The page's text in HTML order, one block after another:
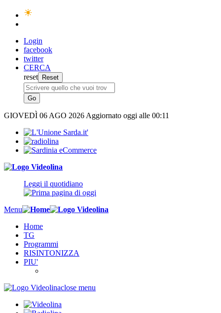
Login
facebook
twitter
CERCA
reset
GIOVEDÌ 06 AGO 2026 Aggiornato oggi alle 00:11
Leggi il quotidiano
Menu
Home
TG
Programmi
RISINTONIZZA
PIU'
close menu